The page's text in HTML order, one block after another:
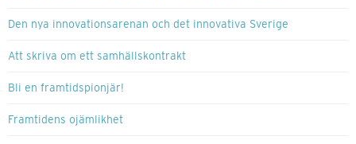
Den nya innovationsarenan och det innovativa Sverige
Att skriva om ett samhällskontrakt
Bli en framtidspionjär!
Framtidens ojämlikhet